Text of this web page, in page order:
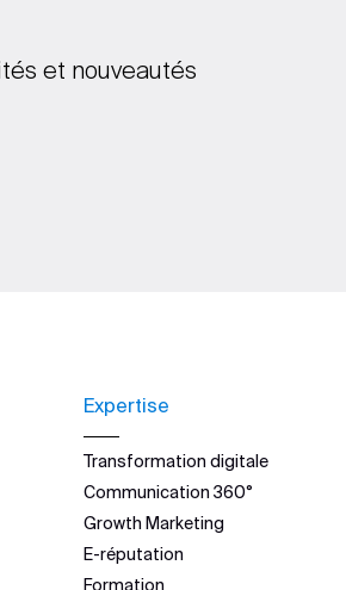
et nouveautés
Expertise
Transformation digitale
Communication 360°
Growth Marketing
E-réputation
Formation